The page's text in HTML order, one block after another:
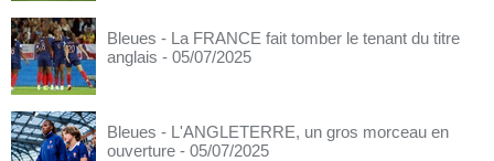
Bleues - La FRANCE fait tomber le tenant du titre
anglais - 05/07/2025
Bleues - L'ANGLETERRE, un gros morceau en
ouverture - 05/07/2025